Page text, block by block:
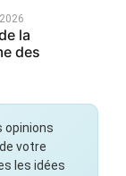
la
des
opinions
votre
les idées